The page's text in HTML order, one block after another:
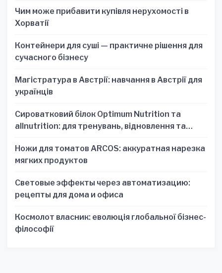
Чим може прибавити купівля нерухомості в
Хорватії
Контейнери для суші — практичне рішення для
сучасного бізнесу
Магістратура в Австрії: навчання в Австрії для
українців
Сироватковий білок Optimum Nutrition та
allnutrition: для тренувань, відновлення та
Ножи для томатов ARCOS: аккуратная нарезка
мягких продуктов
Световые эффекты через автоматизацию:
рецепты для дома и офиса
Космолот власник: еволюція глобальної бізнес-
філософії